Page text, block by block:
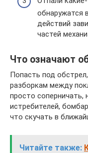
обнаружатся
действий
частей
Что означают
Попасть под
разборкам между
просто соперничать,
истребителей,
что скучать в
Читайте также: